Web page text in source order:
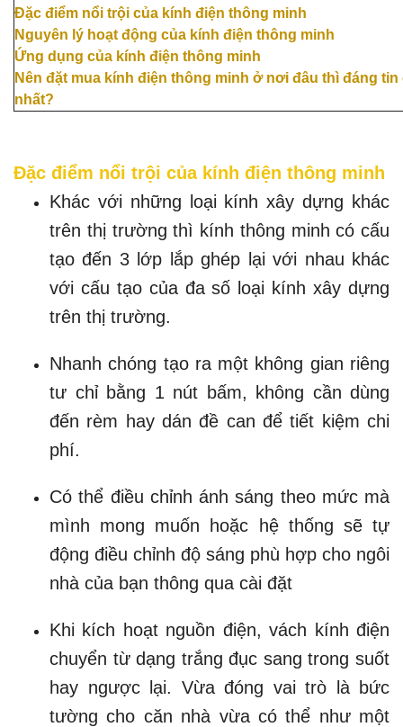
Đặc điểm nổi trội của kính điện thông minh
Nguyên lý hoạt động của kính điện thông minh
Ứng dụng của kính điện thông minh
Nên đặt mua kính điện thông minh ở nơi đâu thì đáng tin
nhất?
Đặc điểm nổi trội của kính điện thông minh
Khác với những loại kính xây dựng khác
trên thị trường thì kính thông minh có cấu
tạo đến 3 lớp lắp ghép lại với nhau khác
với cấu tạo của đa số loại kính xây dựng
trên thị trường.
Nhanh chóng tạo ra một không gian riêng
tư chỉ bằng 1 nút bấm, không cần dùng
đến rèm hay dán đề can để tiết kiệm chi
phí.
Có thể điều chỉnh ánh sáng theo mức mà
mình mong muốn hoặc hệ thống sẽ tự
động điều chỉnh độ sáng phù hợp cho ngôi
nhà của bạn thông qua cài đặt
Khi kích hoạt nguồn điện, vách kính điện
chuyển từ dạng trắng đục sang trong suốt
hay ngược lại. Vừa đóng vai trò là bức
tường cho căn nhà vừa có thể như một